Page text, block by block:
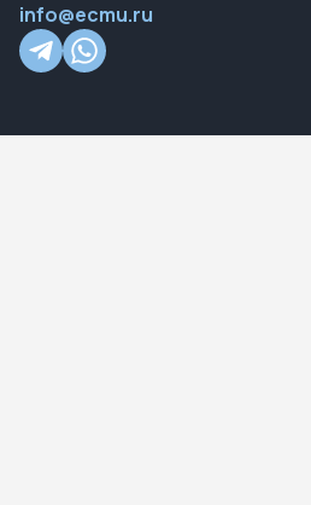
info@ecmu.ru